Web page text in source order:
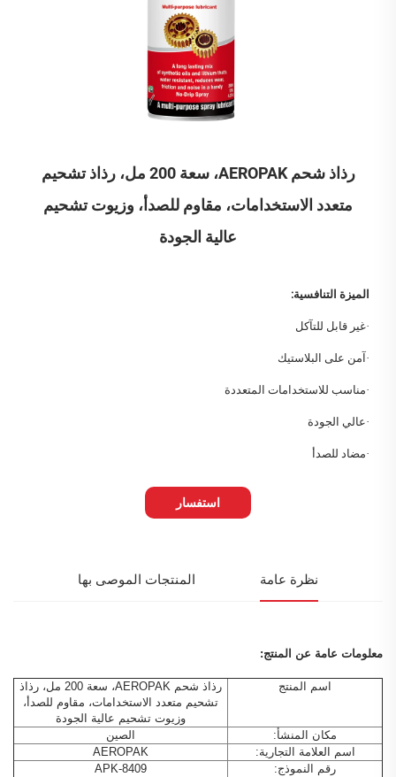
رذاذ شحم AEROPAK، سعة 200 مل، رذاذ تشحيم
متعدد الاستخدامات، مقاوم للصدأ، وزيوت تشحيم
عالية الجودة
الميزة التنافسية:
·غير قابل للتآكل
· آمن على البلاستيك
·مناسب للاستخدامات المتعددة
·عالي الجودة
·مضاد للصدأ
استفسار
نظرة عامة المنتجات الموصى بها
معلومات عامة عن المنتج:
اسم المنتج
رذاذ شحم AEROPAK، سعة 200 مل، رذاذ
تشحيم متعدد الاستخدامات، مقاوم للصدأ،
وزيوت تشحيم عالية الجودة
مكان المنشأ:
الصين
اسم العلامة التجارية:
AEROPAK
رقم النموذج:
APK-8409